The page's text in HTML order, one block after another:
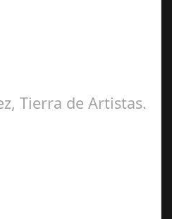
Tierra de Artistas.